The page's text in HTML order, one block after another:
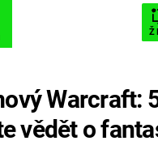
AVENGERS 5
Warcraft:
vědět o